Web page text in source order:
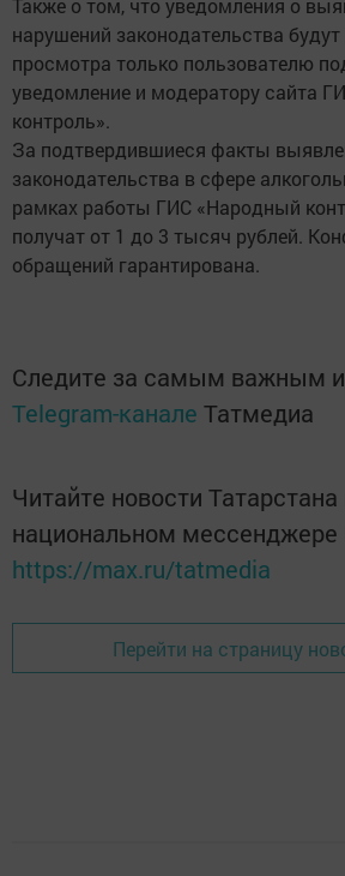
Также о том, что уведомления о
нарушений законодательства
просмотра только пользователю
уведомление и модератору сайта
контроль».
За подтвердившиеся факты
законодательства в сфере
рамках работы ГИС «Народный
получат от 1 до 3 тысяч рублей.
обращений гарантирована.
Следите за самым важным
Telegram-канале Татмедиа
Читайте новости Татарстана
национальном
https://max.ru/tatmedia
Перейти на страницу